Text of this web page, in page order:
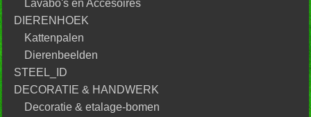
Lavabo's en Accesoires
DIERENHOEK
Kattenpalen
Dierenbeelden
STEEL_ID
DECORATIE & HANDWERK
Decoratie & etalage-bomen